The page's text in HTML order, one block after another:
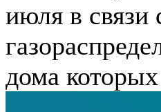
июля в связи
дома